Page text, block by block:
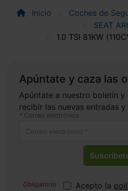
Inicio Coches de
SEAT
1.0 TSI 81KW
Apúntate y caza las
Apúntate a nuestro boletín y
recibir las nuevas entradas
Correo electrónico
Acepto la